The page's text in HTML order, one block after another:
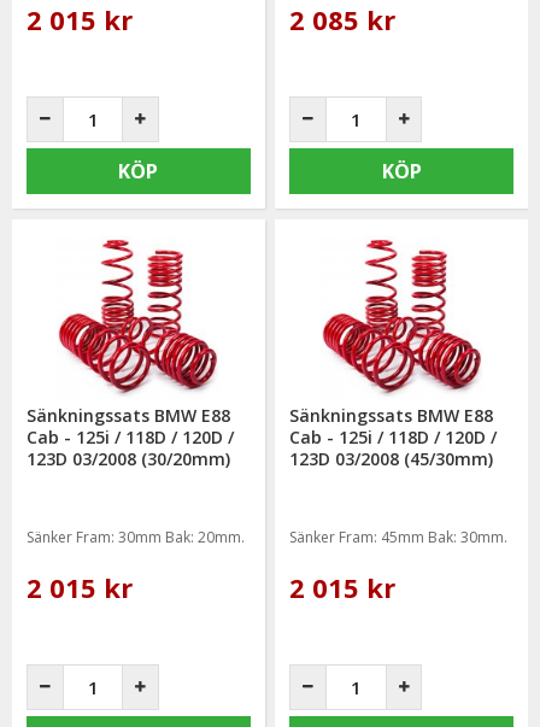
2 015 kr
KÖP
2 085 kr
KÖP
Sänkningssats BMW E88
Cab - 125i / 118D / 120D /
123D 03/2008 (30/20mm)
Sänker Fram: 30mm Bak: 20mm.
2 015 kr
Sänkningssats BMW E88
Cab - 125i / 118D / 120D /
123D 03/2008 (45/30mm)
Sänker Fram: 45mm Bak: 30mm.
2 015 kr